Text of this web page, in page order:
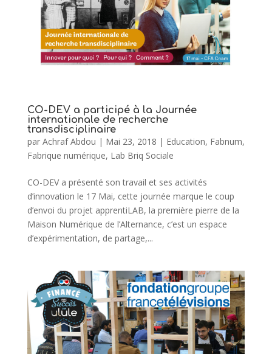
CO-DEV a participé à la Journée
internationale de recherche
transdisciplinaire
par Achraf Abdou | Mai 23, 2018 | Education, Fabnum,
Fabrique numérique, Lab Briq Sociale
CO-DEV a présenté son travail et ses activités
d’innovation le 17 Mai, cette journée marque le coup
d’envoi du projet apprentiLAB, la première pierre de la
Maison Numérique de l’Alternance, c’est un espace
d’expérimentation, de partage,...